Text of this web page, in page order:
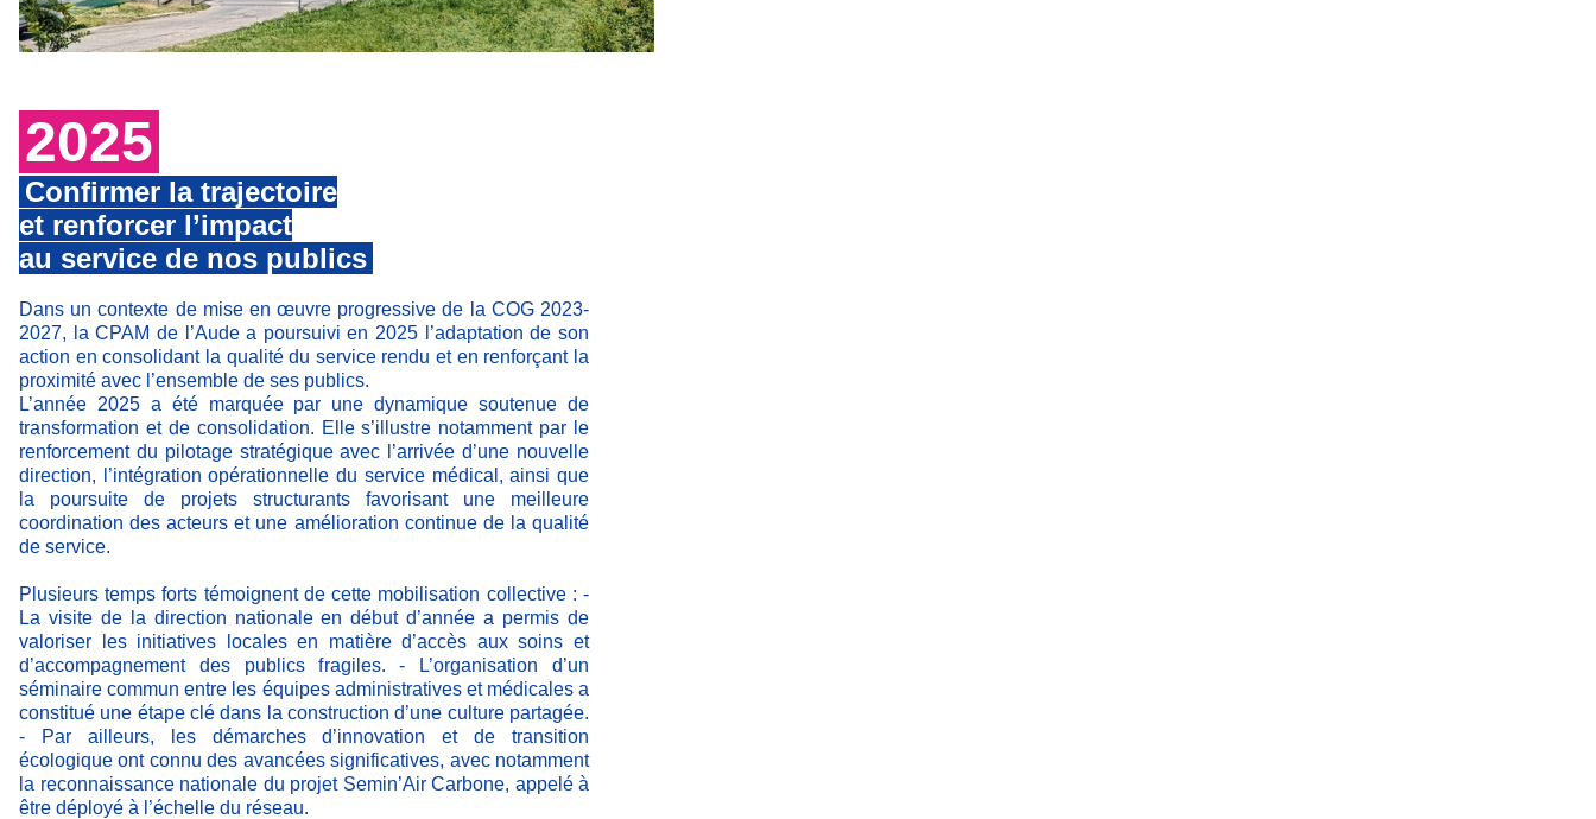
2025
Confirmer la trajectoire
et renforcer l’impact
au service de nos publics
Dans un contexte de mise en œuvre progressive de la COG 2023-
2027, la CPAM de l’Aude a poursuivi en 2025 l’adaptation de son
action en consolidant la qualité du service rendu et en renforçant la
proximité avec l’ensemble de ses publics.
L’année 2025 a été marquée par une dynamique soutenue de
transformation et de consolidation. Elle s’illustre notamment par le
renforcement du pilotage stratégique avec l’arrivée d’une nouvelle
direction, l’intégration opérationnelle du service médical, ainsi que
la poursuite de projets structurants favorisant une meilleure
coordination des acteurs et une amélioration continue de la qualité
de service.
Plusieurs temps forts témoignent de cette mobilisation collective : -
La visite de la direction nationale en début d’année a permis de
valoriser les initiatives locales en matière d’accès aux soins et
d’accompagnement des publics fragiles. - L’organisation d’un
séminaire commun entre les équipes administratives et médicales a
constitué une étape clé dans la construction d’une culture partagée.
- Par ailleurs, les démarches d’innovation et de transition
écologique ont connu des avancées significatives, avec notamment
la reconnaissance nationale du projet Semin’Air Carbone, appelé à
être déployé à l’échelle du réseau.